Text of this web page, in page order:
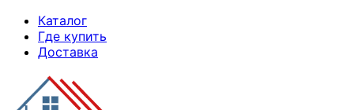
Skip
Content
Каталог
Где купить
Доставка